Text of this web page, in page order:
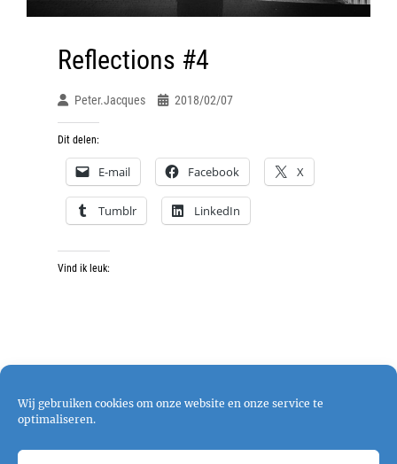
Wij gebruiken cookies om onze website en onze service te
optimaliseren.
Reflections #4
Peter.jacques 2018/02/07
Dit delen:
E-mail Facebook X
Tumblr LinkedIn
Vind ik leuk: